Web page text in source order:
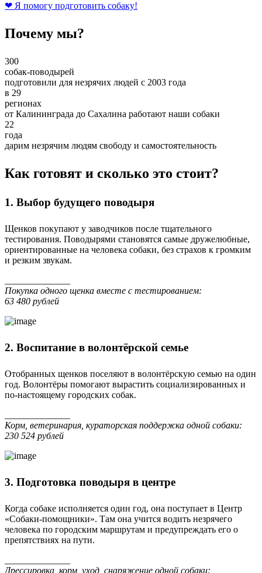
❤ Я помогу подготовить собаку!
Почему мы?
300
собак-поводырей
подготовили для незрячих людей с 2003 года
в 29
регионах
от Калининграда до Сахалина работают наши собаки
22
года
дарим незрячим людям свободу и самостоятельность
Как готовят и сколько это стоит?
1. Выбор будущего поводыря
Щенков покупают у заводчиков после тщательного
тестирования. Поводырями становятся самые дружелюбные,
ориентированные на человека собаки, без страхов к громким
и резким звукам.
Покупка одного щенка вместе с тестированием:
63 480 рублей
2. Воспитание в волонтёрской семье
Отобранных щенков поселяют в волонтёрскую семью на один
год. Волонтёры помогают вырастить социализированных и
по-настоящему городских собак.
Корм, ветеринария, кураторская поддержка одной собаки:
230 524 рублей
3. Подготовка поводыря в центре
Когда собаке исполняется один год, она поступает в Центр
«Собаки-помощники». Там она учится водить незрячего
человека по городским маршрутам и предупреждать его о
препятствиях на пути.
Дрессировка, корм, уход, снаряжение одной собаки: